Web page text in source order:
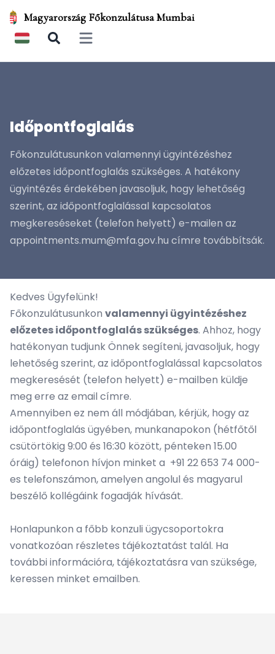
Magyarország Főkonzulátusa Mumbai
Open main menu
Időpontfoglalás
Főkonzulátusunkon valamennyi ügyintézéshez
előzetes időpontfoglalás szükséges. A hatékony
ügyintézés érdekében javasoljuk, hogy lehetőség
szerint, az időpontfoglalással kapcsolatos
megkereséseket (telefon helyett) e-mailen az
appointments.mum@mfa.gov.hu címre továbbítsák.
Kedves Ügyfelünk!
Főkonzulátusunkon valamennyi ügyintézéshez
előzetes időpontfoglalás szükséges. Ahhoz, hogy
hatékonyan tudjunk Önnek segíteni, javasoljuk, hogy
lehetőség szerint, az időpontfoglalással kapcsolatos
megkeresését (telefon helyett) e-mailben küldje
meg erre az email címre.
Amennyiben ez nem áll módjában, kérjük, hogy az
időpontfoglalás ügyében, munkanapokon (hétfőtől
csütörtökig 9:00 és 16:30 között, pénteken 15.00
óráig) telefonon hívjon minket a +91 22 653 74 000-
es telefonszámon, amelyen angolul és magyarul
beszélő kollégáink fogadják hívását.
Honlapunkon a főbb konzuli ügycsoportokra
vonatkozóan részletes tájékoztatást talál. Ha
további információra, tájékoztatásra van szüksége,
keressen minket emailben.